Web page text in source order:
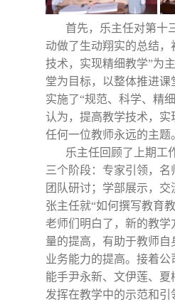
首先，乐主任对第十
动做了生动翔实的总结，
技术，实现精细教学”为
堂为目标，以整体推进课
实施了“规范、科学、精
认为，提高教学技术，实
任何一位教师永远的主题
乐主任回顾了上期工
三个阶段：专家引领，名
团队研讨；学部展示，交
张主任就“如何撰写教育
老师们明白了，新的教学
量的提高，有助于教师自
业务能力的提高。接着公
能手尹永新、文伊莲、夏
发挥在教学中的示范和